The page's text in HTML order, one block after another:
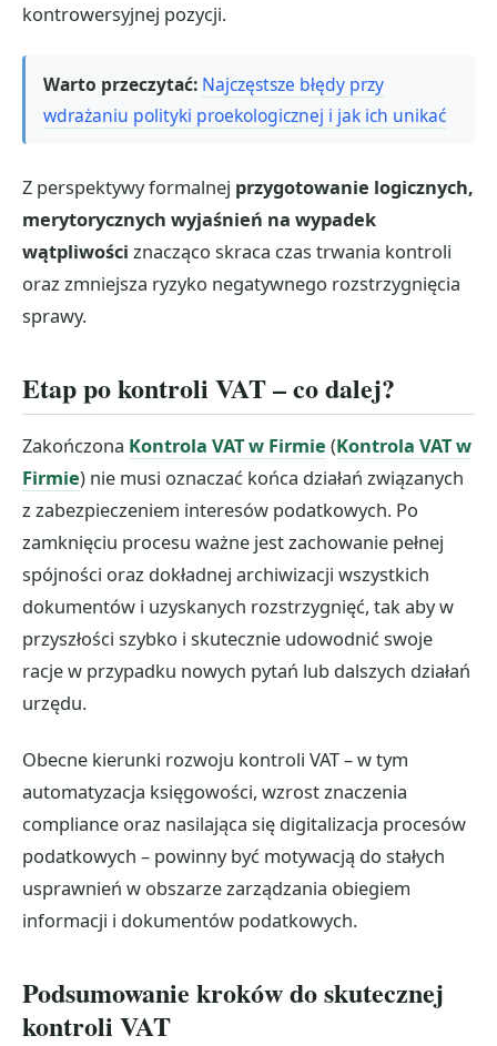
kontrowersyjnej pozycji.
Warto przeczytać: Najczęstsze błędy przy
wdrażaniu polityki proekologicznej i jak ich unikać
Z perspektywy formalnej przygotowanie logicznych,
merytorycznych wyjaśnień na wypadek
wątpliwości znacząco skraca czas trwania kontroli
oraz zmniejsza ryzyko negatywnego rozstrzygnięcia
sprawy.
Etap po kontroli VAT – co dalej?
Zakończona Kontrola VAT w Firmie (Kontrola VAT w
Firmie) nie musi oznaczać końca działań związanych
z zabezpieczeniem interesów podatkowych. Po
zamknięciu procesu ważne jest zachowanie pełnej
spójności oraz dokładnej archiwizacji wszystkich
dokumentów i uzyskanych rozstrzygnięć, tak aby w
przyszłości szybko i skutecznie udowodnić swoje
racje w przypadku nowych pytań lub dalszych działań
urzędu.
Obecne kierunki rozwoju kontroli VAT – w tym
automatyzacja księgowości, wzrost znaczenia
compliance oraz nasilająca się digitalizacja procesów
podatkowych – powinny być motywacją do stałych
usprawnień w obszarze zarządzania obiegiem
informacji i dokumentów podatkowych.
Podsumowanie kroków do skutecznej
kontroli VAT